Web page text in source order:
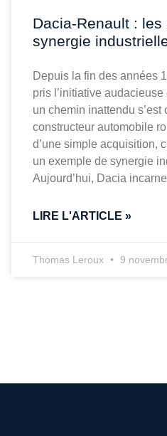
Dacia-Renault : les
synergie
Depuis la fin des années
pris l’initiative audacieuse
un chemin inattendu s’est
constructeur automobile
d’une simple acquisition,
un exemple de synergie
Aujourd’hui, Dacia
LIRE L'ARTICLE »
Thomas Leroux 9